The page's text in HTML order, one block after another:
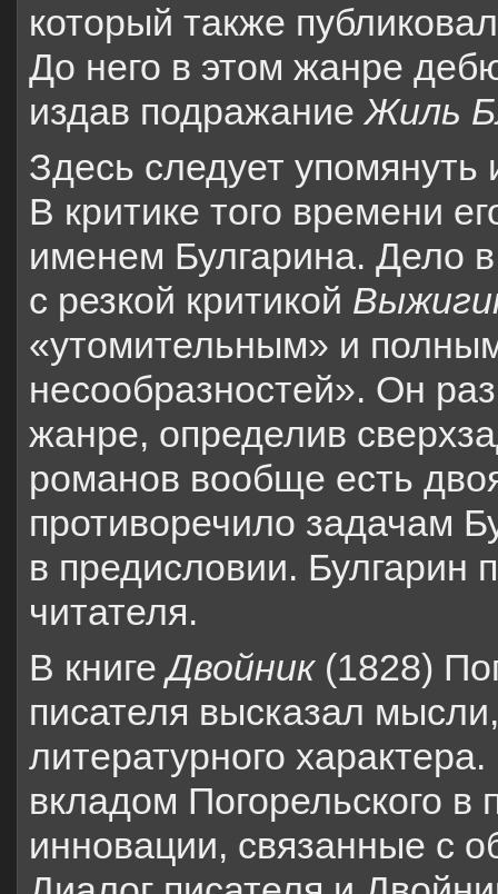
который также
До него в этом жанре
издав подражаниеЖиль
Здесь следует упомянуть
В критике того времени
именем Булгарина. Дело
с резкой критикой
«утомительным» и
несообразностей». Он
жанре, определив
романов вообще есть
противоречило задачам
в предисловии. Булгарин
читателя.
В книгеДвойник(1828)
писателя высказал
литературного
вкладом Погорельского
инновации, связанные с